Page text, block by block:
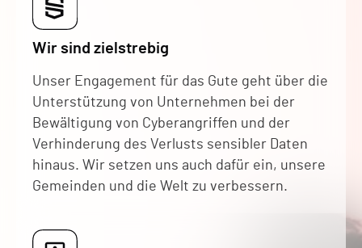
Wir sind zielstrebig
Unser Engagement für das Gute geht über die
Unterstützung von Unternehmen bei der
Bewältigung von Cyberangriffen und der
Verhinderung des Verlusts sensibler Daten
hinaus. Wir setzen uns auch dafür ein, unsere
Gemeinden und die Welt zu verbessern.